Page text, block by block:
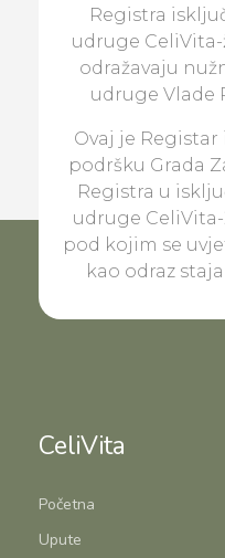
Registra
udruge
odražavaju
udruge Vlade
Ovaj je
podršku Grada
Registra u
udruge
pod kojim se
kao odraz
CeliVita
Početna
Upute